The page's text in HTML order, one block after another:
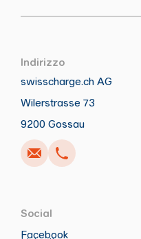
Indirizzo
swisscharge.ch AG
Wilerstrasse 73
9200 Gossau
Schreiben Copia
Anrufen Copia
Social
Facebook